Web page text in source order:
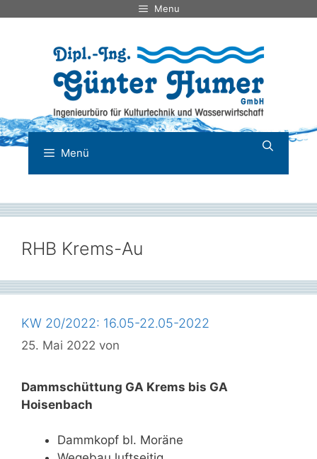
Menu
Menü
RHB Krems-Au
KW 20/2022: 16.05-22.05-2022
25. Mai 2022 von
Dammschüttung GA Krems bis GA
Hoisenbach
Dammkopf bl. Moräne